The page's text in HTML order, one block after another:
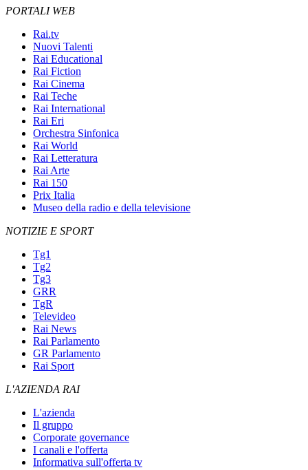
PORTALI WEB
Rai.tv
Nuovi Talenti
Rai Educational
Rai Fiction
Rai Cinema
Rai Teche
Rai International
Rai Eri
Orchestra Sinfonica
Rai World
Rai Letteratura
Rai Arte
Rai 150
Prix Italia
Museo della radio e della televisione
NOTIZIE E SPORT
Tg1
Tg2
Tg3
GRR
TgR
Televideo
Rai News
Rai Parlamento
GR Parlamento
Rai Sport
L'AZIENDA RAI
L'azienda
Il gruppo
Corporate governance
I canali e l'offerta
Informativa sull'offerta tv